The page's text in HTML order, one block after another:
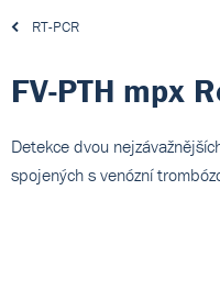
RT-PCR
FV-PTH mpx
Detekce dvou
spojených s venózní